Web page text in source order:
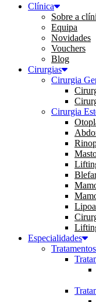
Clínica
Sobre a
Equipa
Novidades
Vouchers
Blog
Cirurgias
Cirurgia
Cirurgia
Especialidades